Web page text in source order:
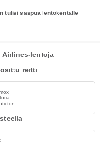
tulisi saapua lentokentälle
Airlines-lentoja
reitti